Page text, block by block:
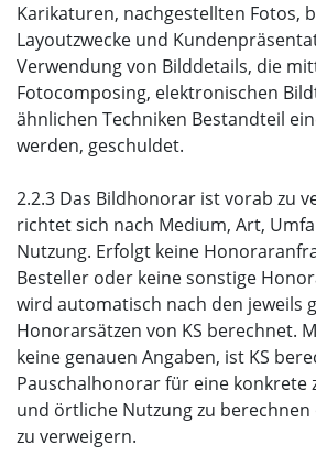
Karikaturen, nachgestellten Fotos,
Layoutzwecke und
Verwendung von Bilddetails, die
Fotocomposing, elektronischen
ähnlichen Techniken Bestandteil
werden, geschuldet.
2.2.3 Das Bildhonorar ist vorab zu
richtet sich nach Medium, Art,
Nutzung. Erfolgt keine
Besteller oder keine sonstige
wird automatisch nach den jeweils
Honorarsätzen von KS berechnet.
keine genauen Angaben, ist KS
Pauschalhonorar für eine konkrete
und örtliche Nutzung zu
zu verweigern.